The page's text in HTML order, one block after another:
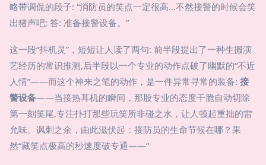
略带调侃的段子: “消防员的笑点一定很高...不然接警的时候会笑
出猪声吧; 答: 准备接警设备。”
这一段“抖机灵”，短短让人读了两句: 前半段提出了一种生搬演
艺经历的常识推测,后半段以一个专业的动作点破了幽默的“不近
人情”——而这个神来之笔的动作，是一件异常寻常的装备: 接
警设备——当接热耳机的瞬间，那股专业的态度干脆自动切除
第一刻笑尾,专注扑打那些玩笑所非碰之水，让人顿起重拙的雷
允味。讽刺之余，由此滋伏起：接防员的生命节候在哪？果
然“藏笑点极高的秒速度破专通——”